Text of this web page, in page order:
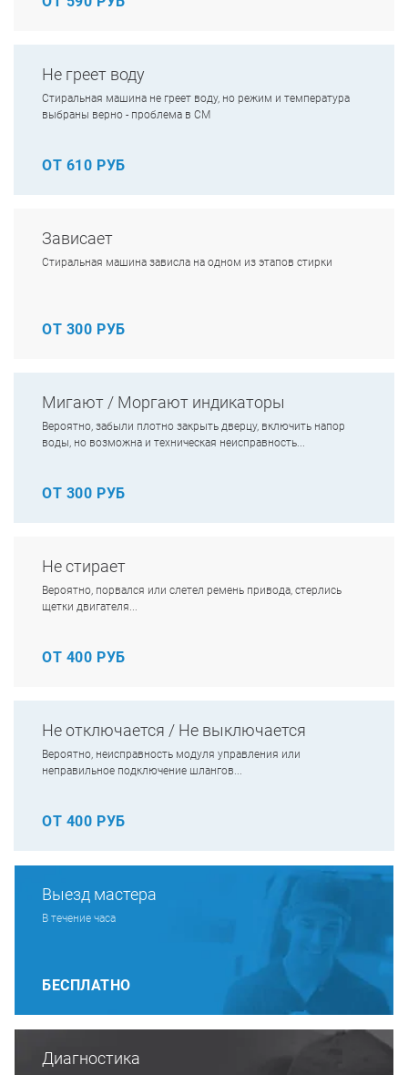
Не греет воду
Стиральная машина не греет воду, но режим и температура
выбраны верно - проблема в СМ
ОТ 610 РУБ
Зависает
Стиральная машина зависла на одном из этапов стирки
ОТ 300 РУБ
Мигают / Моргают индикаторы
Вероятно, забыли плотно закрыть дверцу, включить напор
воды, но возможна и техническая неисправность...
ОТ 300 РУБ
Не стирает
Вероятно, порвался или слетел ремень привода, стерлись
щетки двигателя...
ОТ 400 РУБ
Не отключается / Не выключается
Вероятно, неисправность модуля управления или
неправильное подключение шлангов...
ОТ 400 РУБ
Выезд мастера
В течение часа
БЕСПЛАТНО
Диагностика